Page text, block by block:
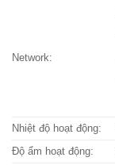
Network:
Nhiệt độ hoạt động:
Độ ẩm hoạt động: